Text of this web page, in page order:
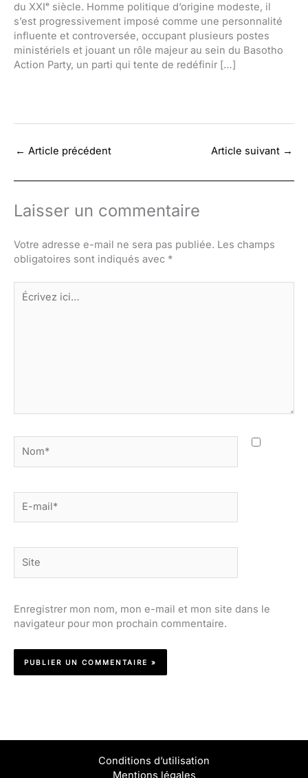
du XXIᵉ siècle. Homme politique d’origine modeste, il
s’est progressivement imposé comme une personnalité
influente et controversée, occupant plusieurs postes
ministériels et jouant un rôle majeur au sein du Basotho
Action Party, un parti qui tente de redéfinir […]
← Article précédent Article suivant →
Laisser un commentaire
Votre adresse e-mail ne sera pas publiée. Les champs
obligatoires sont indiqués avec *
Écrivez
ici…
mail*
Enregistrer mon nom, mon e-mail et mon site dans le
navigateur pour mon prochain commentaire.
Conditions d’utilisation
Mentions légales